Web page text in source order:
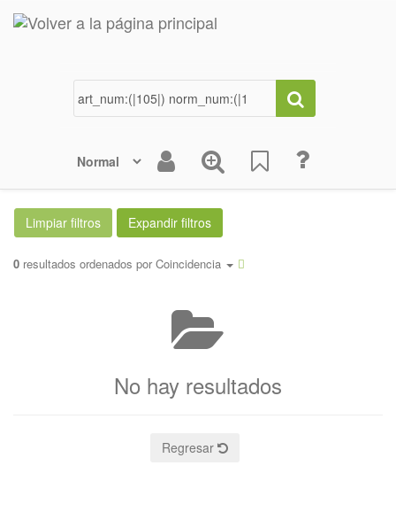
0 resultados ordenados por Coincidencia
No hay resultados
Regresar